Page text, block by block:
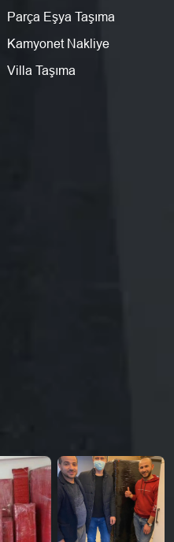
Parça Eşya Taşıma
Kamyonet Nakliye
Villa Taşıma